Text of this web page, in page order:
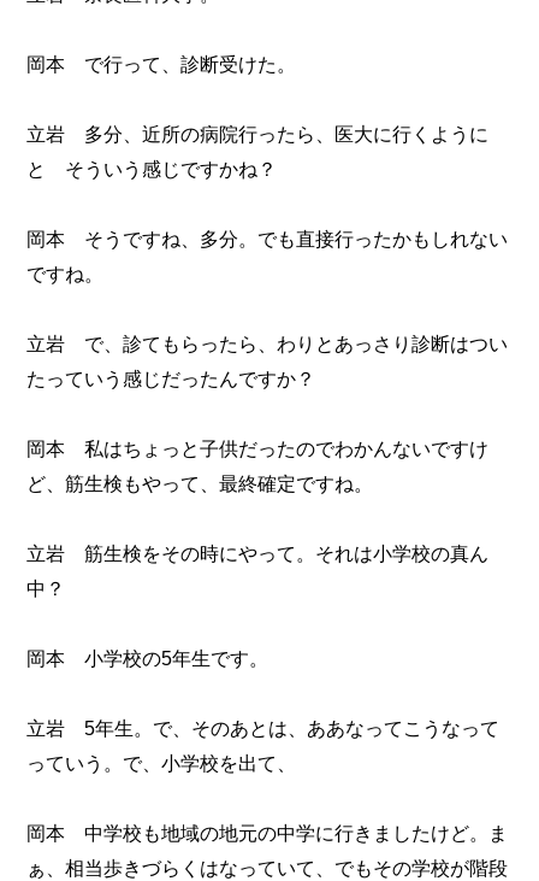
岡本 で行って、診断受けた。
立岩 多分、近所の病院行ったら、医大に行くように
と そういう感じですかね？
岡本 そうですね、多分。でも直接行ったかもしれない
ですね。
立岩 で、診てもらったら、わりとあっさり診断はつい
たっていう感じだったんですか？
岡本 私はちょっと子供だったのでわかんないですけ
ど、筋生検もやって、最終確定ですね。
立岩 筋生検をその時にやって。それは小学校の真ん
中？
岡本 小学校の5年生です。
立岩 5年生。で、そのあとは、ああなってこうなって
っていう。で、小学校を出て、
岡本 中学校も地域の地元の中学に行きましたけど。ま
ぁ、相当歩きづらくはなっていて、でもその学校が階段